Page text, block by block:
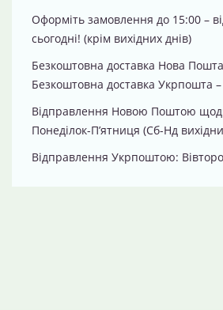
Оформіть замовлення до 15:00 –
сьогодні! (крім вихідних днів)
Безкоштовна доставка Нова
Безкоштовна доставка Укрпошта –
Відправлення Новою Поштою
Понеділок-П’ятниця (Сб-Нд
Відправлення Укрпоштою: